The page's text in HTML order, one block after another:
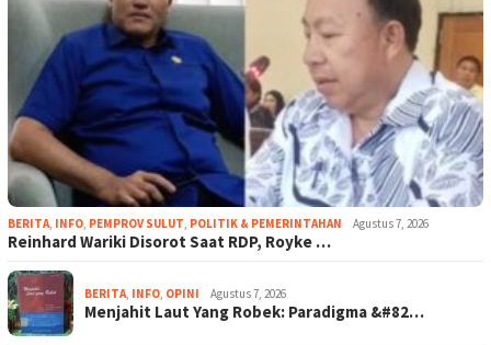
BERITA, INFO, PEMPROV SULUT, POLITIK & PEMERINTAHAN Agustus 7, 2026
Reinhard Wariki Disorot Saat RDP, Royke …
BERITA, INFO, OPINI Agustus 7, 2026
Menjahit Laut Yang Robek: Paradigma &#82…